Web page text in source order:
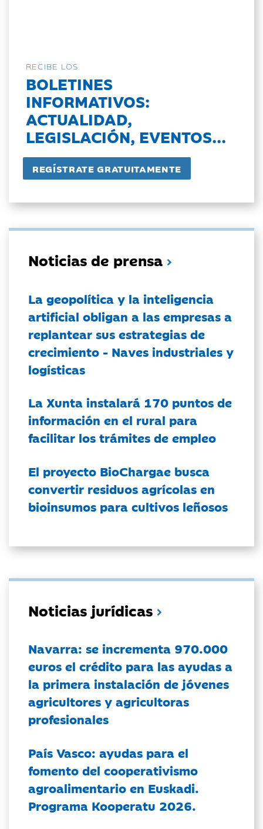
RECIBE LOS
BOLETINES
INFORMATIVOS:
ACTUALIDAD,
LEGISLACIÓN, EVENTOS...
Noticias de prensa
La geopolítica y la inteligencia
artificial obligan a las empresas a
replantear sus estrategias de
crecimiento - Naves industriales y
logísticas
La Xunta instalará 170 puntos de
información en el rural para
facilitar los trámites de empleo
El proyecto BioChargae busca
convertir residuos agrícolas en
bioinsumos para cultivos leñosos
Noticias jurídicas
Navarra: se incrementa 970.000
euros el crédito para las ayudas a
la primera instalación de jóvenes
agricultores y agricultoras
profesionales
País Vasco: ayudas para el
fomento del cooperativismo
agroalimentario en Euskadi.
Programa Kooperatu 2026.